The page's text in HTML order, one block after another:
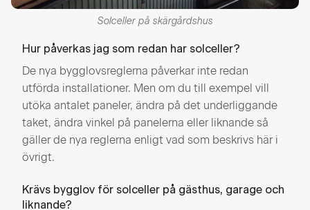
Solceller på skärgårdshus
Hur påverkas jag som redan har solceller?
De nya bygglovsreglerna påverkar inte redan
utförda installationer. Men om du till exempel vill
utöka antalet paneler, ändra på det underliggande
taket, ändra vinkel på panelerna eller liknande så
gäller de nya reglerna enligt vad som beskrivs här i
övrigt.
Krävs bygglov för solceller på gästhus, garage och
liknande?